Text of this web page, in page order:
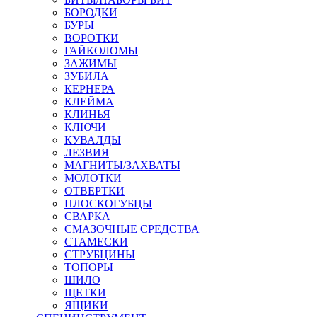
БОРОДКИ
БУРЫ
ВОРОТКИ
ГАЙКОЛОМЫ
ЗАЖИМЫ
ЗУБИЛА
КЕРНЕРА
КЛЕЙМА
КЛИНЬЯ
КЛЮЧИ
КУВАЛДЫ
ЛЕЗВИЯ
МАГНИТЫ/ЗАХВАТЫ
МОЛОТКИ
ОТВЕРТКИ
ПЛОСКОГУБЦЫ
СВАРКА
СМАЗОЧНЫЕ СРЕДСТВА
СТАМЕСКИ
СТРУБЦИНЫ
ТОПОРЫ
ШИЛО
ЩЕТКИ
ЯЩИКИ